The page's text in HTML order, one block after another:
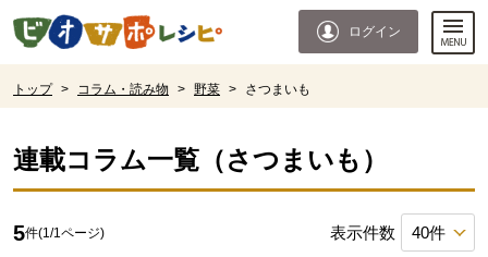
ページの先頭です。
ログイン
トップ > コラム・読み物 > 野菜 > さつまいも
連載コラム一覧（さつまいも ）
5件(1 /1 ページ) 表示件数